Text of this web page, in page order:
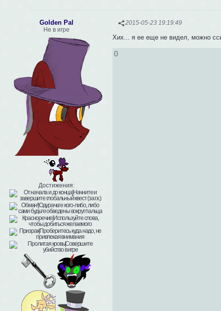
2015-05-23 19:19:49
Golden Pal
Не в игре
Достижения:
Хих... я ее еще не видел, можно
0